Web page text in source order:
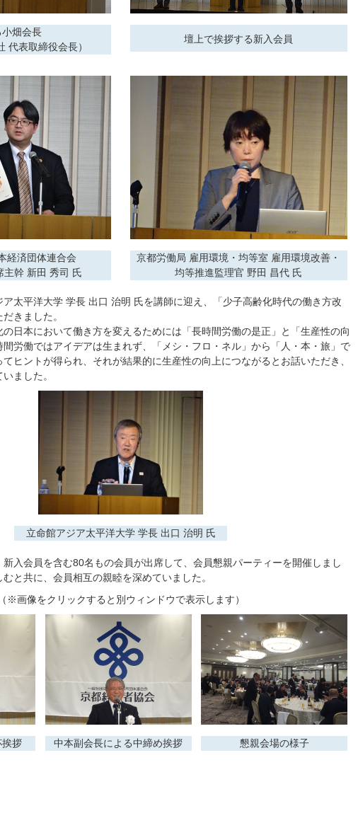
畑会長
代表取締役会長）
壇上で挨拶する新入会員
経済団体連合会
主幹 新田 秀司 氏
京都労働局 雇用環境・均等室 雇用環境改善・
均等推進監理官 野田 昌代 氏
太平洋大学 学長 出口 治明 氏を講師に迎え、「少子高齢化時代の働き方改
きました。
日本において働き方を変えるためには「長時間労働の是正」と「生産性の向
間労働ではアイデアは生まれず、「メシ・フロ・ネル」から「人・本・旅」で
ヒントが得られ、それが結果的に生産性の向上につながるとお話いただき、
ました。
立命館アジア太平洋大学 学長 出口 治明 氏
入会員を含む80名もの会員が出席して、会員懇親パーティーを開催しまし
と共に、会員相互の親睦を深めていました。
（※画像をクリックすると別ウィンドウで表示します）
挨拶 中本副会長による中締め挨拶 懇親会場の様子